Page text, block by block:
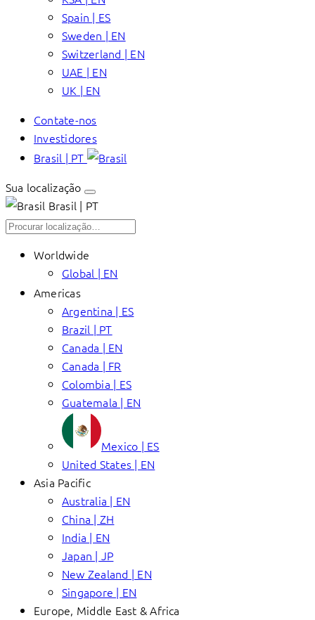
Spain | ES
Sweden | EN
Switzerland | EN
UAE | EN
UK | EN
Contate-nos
Investidores
Brasil | PT
Sua localização
Brasil | PT
Worldwide
Global | EN
Americas
Argentina | ES
Brazil | PT
Canada | EN
Canada | FR
Colombia | ES
Guatemala | EN
Mexico | ES
United States | EN
Asia Pacific
Australia | EN
China | ZH
India | EN
Japan | JP
New Zealand | EN
Singapore | EN
Europe, Middle East & Africa